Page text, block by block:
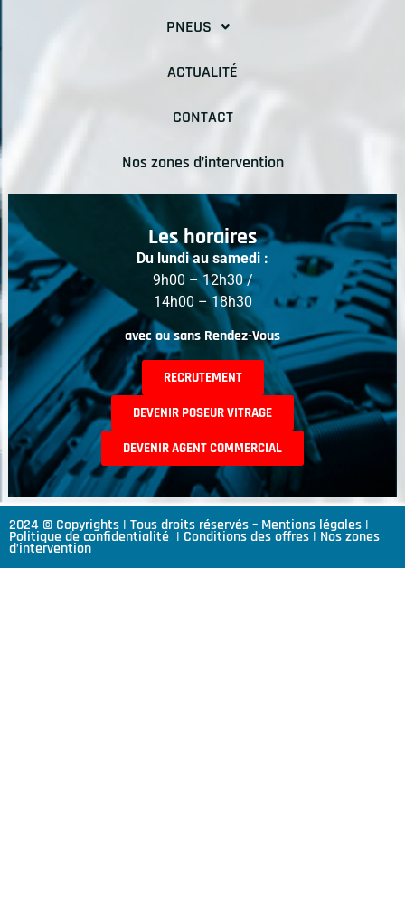
PNEUS
ACTUALITÉ
CONTACT
Nos zones d’intervention
Les horaires
Du lundi au samedi :
9h00 – 12h30 /
14h00 – 18h30
avec ou sans Rendez-Vous
RECRUTEMENT
DEVENIR POSEUR VITRAGE
DEVENIR AGENT COMMERCIAL
2024 © Copyrights | Tous droits réservés – Mentions légales |
Politique de confidentialité | Conditions des offres | Nos zones
d’intervention